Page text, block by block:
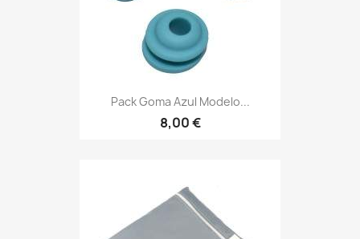
Pack Goma Azul Modelo...
8,00 €